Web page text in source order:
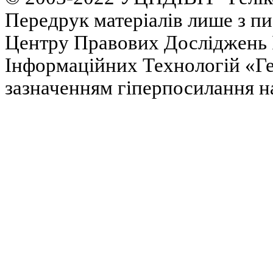
Передрук матеріалів лише з
Центру Правових Досліджень
Інформаційних Технологій
зазначенням гіперпосилання